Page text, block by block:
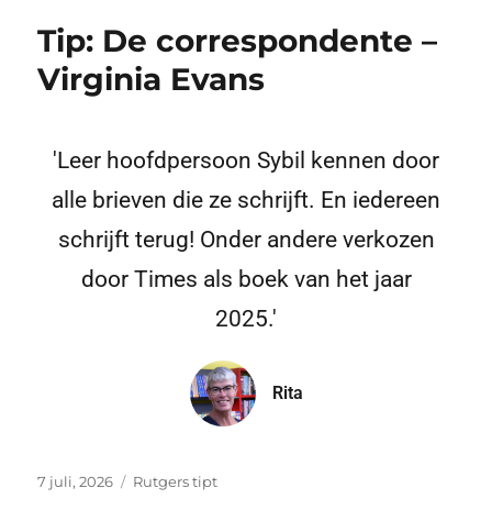
Tip: De correspondente –
Virginia Evans
'Leer hoofdpersoon Sybil kennen door
alle brieven die ze schrijft. En iedereen
schrijft terug! Onder andere verkozen
door Times als boek van het jaar
2025.'
Rita
7 juli, 2026 Rutgers tipt